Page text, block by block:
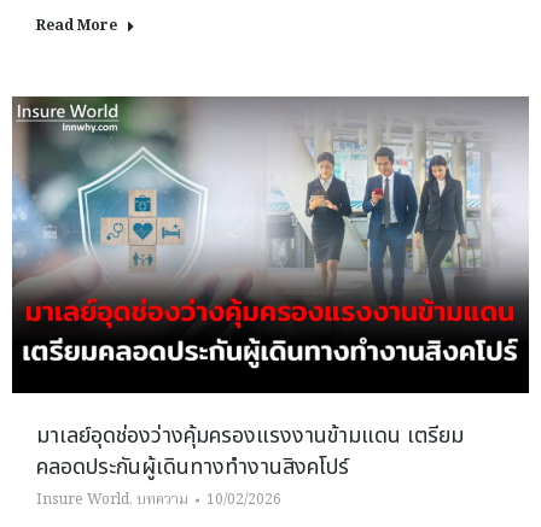
Read More
มาเลย์อุดช่องว่างคุ้มครองแรงงานข้ามแดน เตรียม
คลอดประกันผู้เดินทางทำงานสิงคโปร์
Insure World, บทความ 10/02/2026